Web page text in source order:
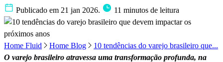
Publicado em 21 jan 2026. 11 minutos de leitura
Home Fluid Home Blog
10 tendências do varejo brasileiro que...
O varejo brasileiro atravessa uma transformação profunda, na